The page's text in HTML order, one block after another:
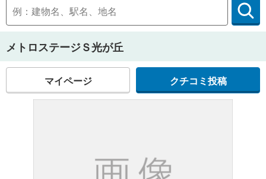
メトロステージＳ光が丘
マイページ クチコミ投稿